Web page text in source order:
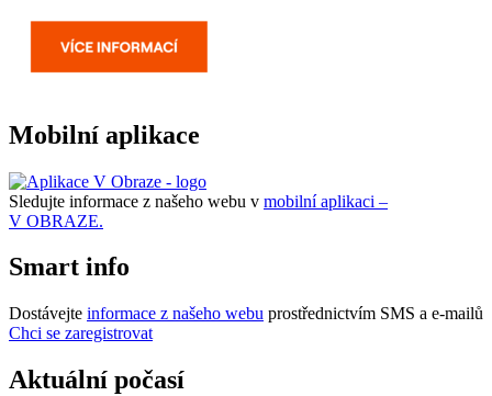
Mobilní aplikace
Sledujte informace z našeho webu v mobilní aplikaci –
V OBRAZE.
Smart info
Dostávejte informace z našeho webu prostřednictvím SMS a e-mailů
Chci se zaregistrovat
Aktuální počasí